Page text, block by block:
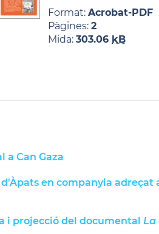
Format:Acrobat-PDF
Pàgines:2
Mida:303.06 kB
a Can Gaza
en companyia adreçat
i projecció del documental La